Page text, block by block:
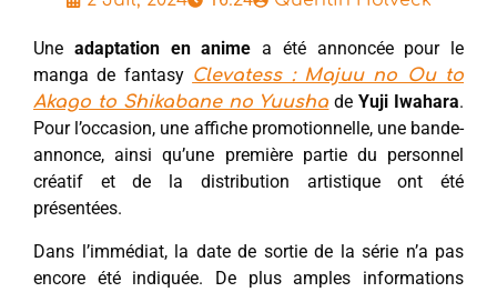
Une adaptation en anime a été annoncée pour le
manga de fantasy Clevatess : Majuu no Ou to
Akago to Shikabane no Yuusha deYuji Iwahara.
Pour l’occasion, une affiche promotionnelle, une bande-
annonce, ainsi qu’une première partie du personnel
créatif et de la distribution artistique ont été
présentées.
Dans l’immédiat, la date de sortie de la série n’a pas
encore été indiquée. De plus amples informations